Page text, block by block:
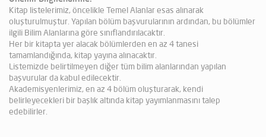
Kitap listelerimiz, öncelikle Temel Alanlar esas alınarak
oluşturulmuştur. Yapılan bölüm başvurularının ardından, bu bölümler
ilgili Bilim Alanlarına göre sınıflandırılacaktır.
Her bir kitapta yer alacak bölümlerden en az 4 tanesi
tamamlandığında, kitap yayına alınacaktır.
Listemizde belirtilmeyen diğer tüm bilim alanlarından yapılan
başvurular da kabul edilecektir.
Akademisyenlerimiz, en az 4 bölüm oluşturarak, kendi
belirleyecekleri bir başlık altında kitap yayımlanmasını talep
edebilirler.